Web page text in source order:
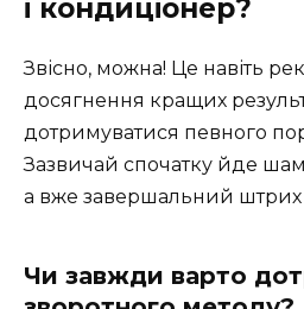
і кондиціонер?
Звісно, можна! Це навіть
досягнення кращих
дотримуватися певного
Зазвичай спочатку йде
а вже завершальний штрих
Чи завжди варто